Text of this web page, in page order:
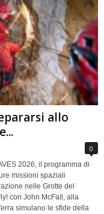
allo
0
2026, il programma di
missioni spaziali
nelle Grotte del
con John McFall, alla
simulano le sfide della